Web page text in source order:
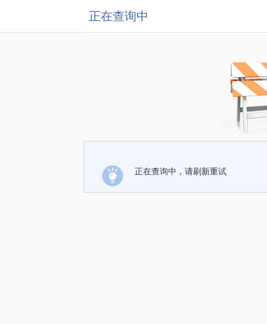
正在查询中
正在查询中，请刷新重试